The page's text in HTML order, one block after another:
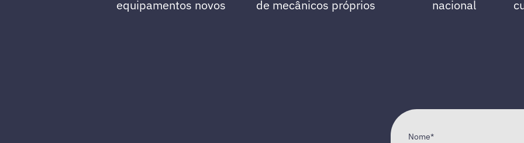
equipamentos novos
de mecânicos próprios
nacional
Nome*